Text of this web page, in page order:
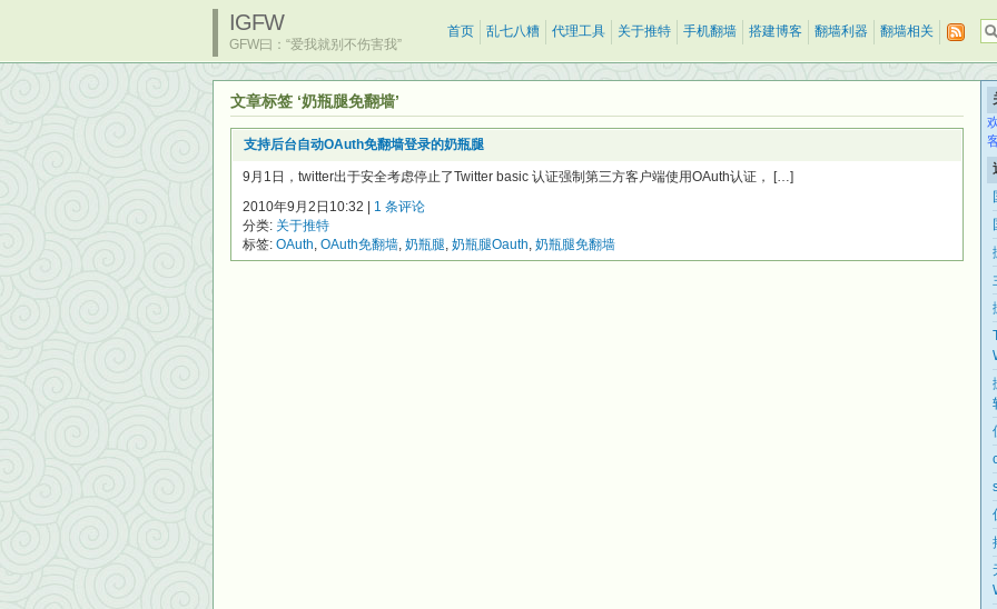
IGFW
GFW曰：“爱我就别不伤害我”
首页 乱七八糟 代理工具 关于推特 手机翻墙 搭建博客 翻墙利器 翻墙相关
文章标签 ‘奶瓶腿免翻墙’
支持后台自动OAuth免翻墙登录的奶瓶腿
9月1日，twitter出于安全考虑停止了Twitter basic 认证强制第三方客户端使用OAuth认证， […]
2010年9月2日10:32 | 1 条评论
分类: 关于推特
标签: OAuth, OAuth免翻墙, 奶瓶腿, 奶瓶腿Oauth, 奶瓶腿免翻墙